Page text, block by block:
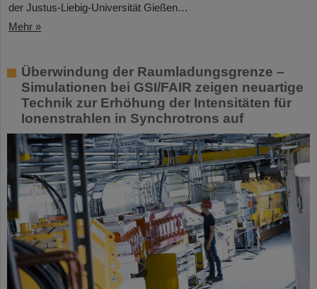
der Justus-Liebig-Universität Gießen…
Mehr »
Überwindung der Raumladungsgrenze –
Simulationen bei GSI/FAIR zeigen neuartige
Technik zur Erhöhung der Intensitäten für
Ionenstrahlen in Synchrotrons auf